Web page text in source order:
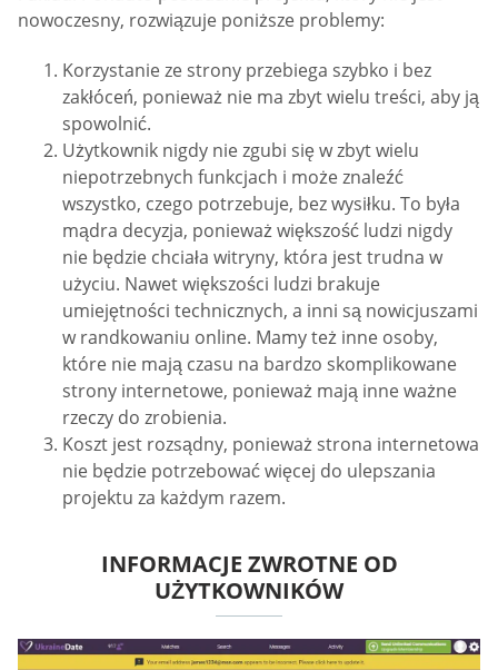
nowoczesny, rozwiązuje poniższe problemy:
Korzystanie ze strony przebiega szybko i bez
zakłóceń, ponieważ nie ma zbyt wielu treści, aby ją
spowolnić.
Użytkownik nigdy nie zgubi się w zbyt wielu
niepotrzebnych funkcjach i może znaleźć
wszystko, czego potrzebuje, bez wysiłku. To była
mądra decyzja, ponieważ większość ludzi nigdy
nie będzie chciała witryny, która jest trudna w
użyciu. Nawet większości ludzi brakuje
umiejętności technicznych, a inni są nowicjuszami
w randkowaniu online. Mamy też inne osoby,
które nie mają czasu na bardzo skomplikowane
strony internetowe, ponieważ mają inne ważne
rzeczy do zrobienia.
Koszt jest rozsądny, ponieważ strona internetowa
nie będzie potrzebować więcej do ulepszania
projektu za każdym razem.
INFORMACJE ZWROTNE OD
UŻYTKOWNIKÓW